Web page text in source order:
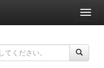
ナ
ビ
ー
ョ